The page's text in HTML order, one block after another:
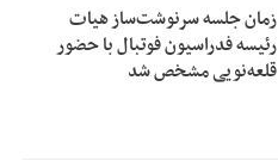
زمان جلسه سرنوشت‌ساز هیات
رئیسه فدراسیون فوتبال با حضور
قلعه‌نویی مشخص شد